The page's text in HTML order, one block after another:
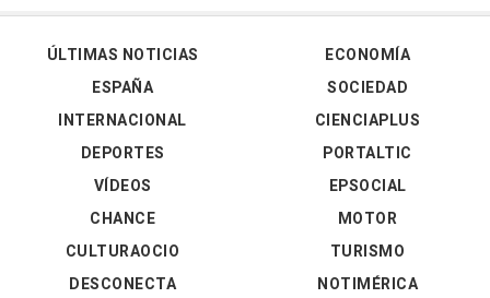
ÚLTIMAS NOTICIAS
ESPAÑA
INTERNACIONAL
DEPORTES
VÍDEOS
ECONOMÍA
SOCIEDAD
CIENCIAPLUS
PORTALTIC
EPSOCIAL
CHANCE
CULTURAOCIO
DESCONECTA
MOTOR
TURISMO
NOTIMÉRICA